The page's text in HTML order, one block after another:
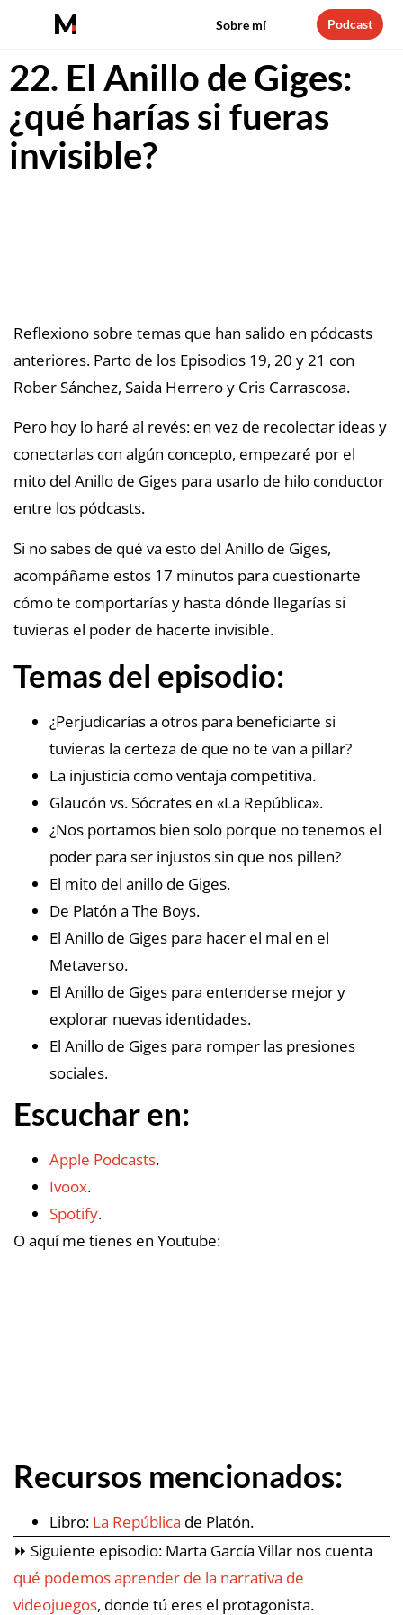
Sobre mí Podcast
22. El Anillo de Giges:
¿qué harías si fueras
invisible?
Reflexiono sobre temas que han salido en pódcasts
anteriores. Parto de los Episodios 19, 20 y 21 con
Rober Sánchez, Saida Herrero y Cris Carrascosa.
Pero hoy lo haré al revés: en vez de recolectar ideas y
conectarlas con algún concepto, empezaré por el
mito del Anillo de Giges para usarlo de hilo conductor
entre los pódcasts.
Si no sabes de qué va esto del Anillo de Giges,
acompáñame estos 17 minutos para cuestionarte
cómo te comportarías y hasta dónde llegarías si
tuvieras el poder de hacerte invisible.
Temas del episodio:
¿Perjudicarías a otros para beneficiarte si
tuvieras la certeza de que no te van a pillar?
La injusticia como ventaja competitiva.
Glaucón vs. Sócrates en «La República».
¿Nos portamos bien solo porque no tenemos el
poder para ser injustos sin que nos pillen?
El mito del anillo de Giges.
De Platón a The Boys.
El Anillo de Giges para hacer el mal en el
Metaverso.
El Anillo de Giges para entenderse mejor y
explorar nuevas identidades.
El Anillo de Giges para romper las presiones
sociales.
Escuchar en:
Apple Podcasts.
Ivoox.
Spotify.
O aquí me tienes en Youtube:
Recursos mencionados:
Libro: La República de Platón.
⏩ Siguiente episodio: Marta García Villar nos cuenta
qué podemos aprender de la narrativa de
videojuegos, donde tú eres el protagonista.